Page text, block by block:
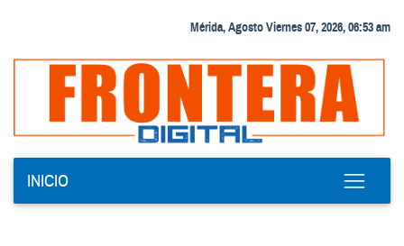
Mérida, Agosto Viernes 07, 2026, 06:53 am
INICIO